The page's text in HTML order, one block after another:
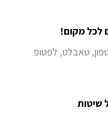
לכל מקום!
טאבלט, לפטופ
שיטות